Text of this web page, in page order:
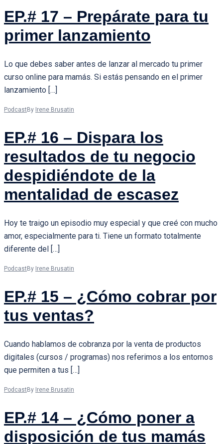
EP.# 17 – Prepárate para tu
primer lanzamiento
Lo que debes saber antes de lanzar al mercado tu primer
curso online para mamás. Si estás pensando en el primer
lanzamiento […]
Podcast By Irene Brusatin
EP.# 16 – Dispara los
resultados de tu negocio
despidiéndote de la
mentalidad de escasez
Hoy te traigo un episodio muy especial y que creé con mucho
amor, especialmente para ti. Tiene un formato totalmente
diferente del […]
Podcast By Irene Brusatin
EP.# 15 – ¿Cómo cobrar por
tus ventas?
Cuando hablamos de cobranza por la venta de productos
digitales (cursos / programas) nos referimos a los entornos
que permiten a tus […]
Podcast By Irene Brusatin
EP.# 14 – ¿Cómo poner a
disposición de tus mamás